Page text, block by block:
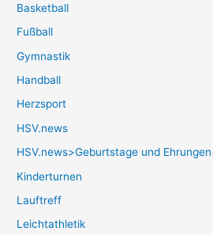
Basketball
Fußball
Gymnastik
Handball
Herzsport
HSV.news
HSV.news>Geburtstage und Ehrungen
Kinderturnen
Lauftreff
Leichtathletik